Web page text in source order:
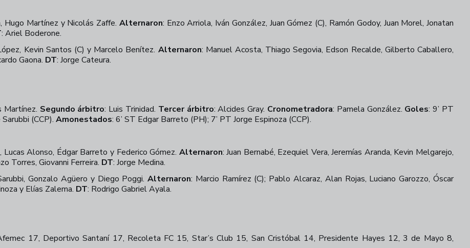
Hugo Martínez y Nicolás Zaffe. Alternaron: Enzo Arriola, Iván González, Juan Gómez (C), Ramón Godoy, Juan Morel, Jonatan
: Ariel Boderone.
Kevin Santos (C) y Marcelo Benítez. Alternaron: Manuel Acosta, Thiago Segovia, Edson Recalde, Gilberto Caballero,
Gaona. DT: Jorge Cateura.
Martínez. Segundo árbitro: Luis Trinidad. Tercer árbitro:Alcides Gray. Cronometradora: Pamela González. Goles: 9’ PT
(CCP). Amonestados: 6’ ST Edgar Barreto (PH); 7’ PT Jorge Espinoza (CCP).
Alonso, Édgar Barreto y Federico Gómez. Alternaron: Juan Bernabé, Ezequiel Vera, Jeremías Aranda, Kevin Melgarejo,
Torres, Giovanni Ferreira. DT: Jorge Medina.
Gonzalo Agüero y Diego Poggi.Alternaron: Marcio Ramírez (C); Pablo Alcaraz, Alan Rojas, Luciano Garozzo, Óscar
y Elías Zalema. DT: Rodrigo Gabriel Ayala.
17, Deportivo Santaní 17, Recoleta FC 15, Star’s Club 15, San Cristóbal 14, Presidente Hayes 12, 3 de Mayo 8,